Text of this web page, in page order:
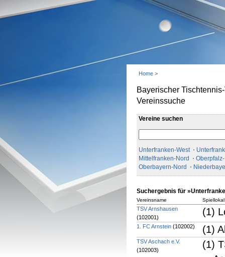
Home >
Bayerischer
Vereinssuche
Vereine suchen
Unterfranken-West
Mittelfranken-Nord
Oberbayern-Nord
Suchergebnis für
Vereinsname Spiellokal
TSV Arnshausen
(102001)
(1)
1. FC Arnstein (102002) (1)
TSV Aschach e.V.
(102003)
(1)